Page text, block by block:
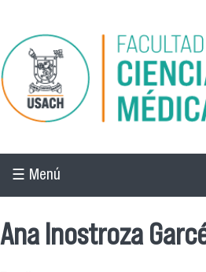
Pasar al contenido principal
☰ Menú
Ana Inostroza